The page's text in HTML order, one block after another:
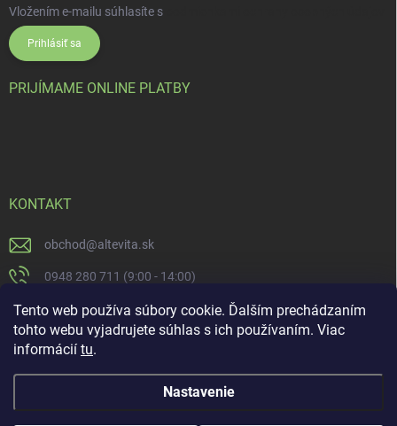
Tento web používa súbory cookie. Ďalším prechádzaním
tohto webu vyjadrujete súhlas s ich používaním. Viac
informácií tu.
Nastavenie
Vložením e-mailu súhlasíte s
Prihlásiť sa
PRIJÍMAME ONLINE PLATBY
KONTAKT
obchod@altevita.sk
0948 280 711 (9:00 - 14:00)
Altevita.sk
altevita